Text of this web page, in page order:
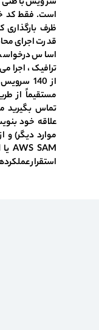
ظرف بارگذاری
قدرت اجرای
اساس درخواست
ترافیک ، اجرا
از 140 سرویس
مستقیماً از
تماس بگیرید
موارد دیگر) و
استقرار